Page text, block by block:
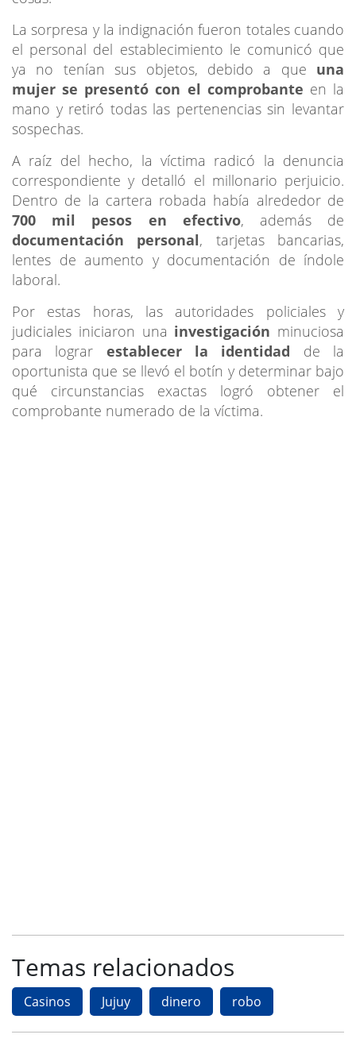
La sorpresa y la indignación fueron totales cuando
el personal del establecimiento le comunicó que
ya no tenían sus objetos, debido a que una
mujer se presentó con el comprobante en la
mano y retiró todas las pertenencias sin levantar
sospechas.
A raíz del hecho, la víctima radicó la denuncia
correspondiente y detalló el millonario perjuicio.
Dentro de la cartera robada había alrededor de
700 mil pesos en efectivo, además de
documentación personal, tarjetas bancarias,
lentes de aumento y documentación de índole
laboral.
Por estas horas, las autoridades policiales y
judiciales iniciaron una investigación minuciosa
para lograr establecer la identidad de la
oportunista que se llevó el botín y determinar bajo
qué circunstancias exactas logró obtener el
comprobante numerado de la víctima.
Temas relacionados
Casinos Jujuy dinero robo